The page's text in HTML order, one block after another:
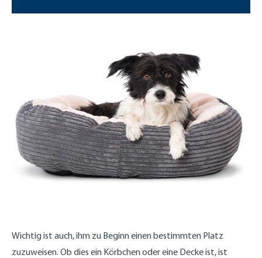
Wichtig ist auch, ihm zu Beginn einen bestimmten Platz
zuzuweisen. Ob dies ein Körbchen oder eine Decke ist, ist